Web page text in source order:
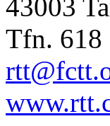
43003
Tfn. 618